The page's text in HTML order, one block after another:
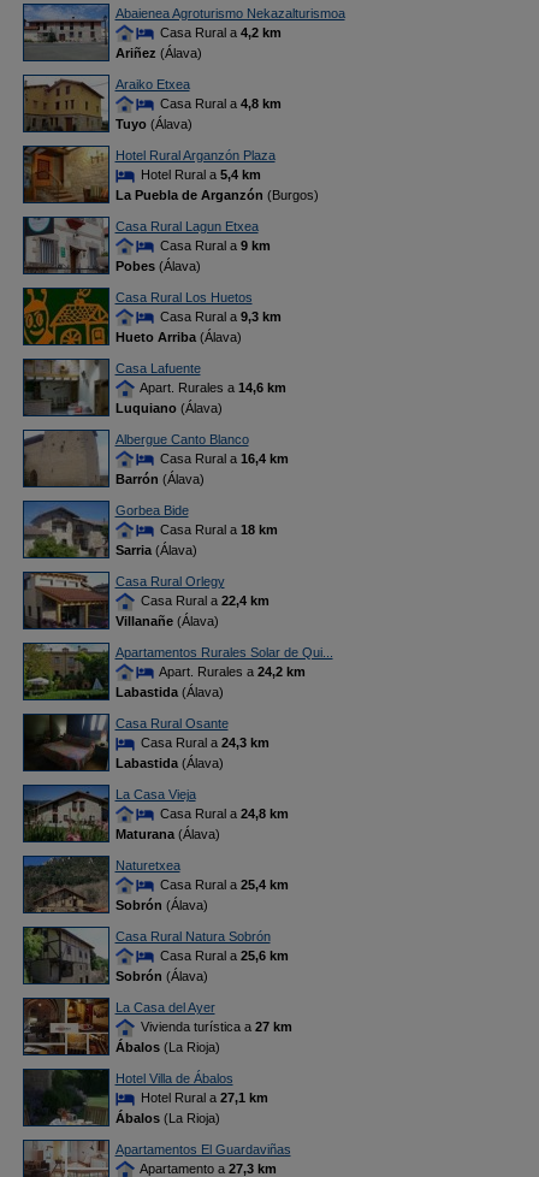
Abaienea Agroturismo Nekazalturismoa
Casa Rural a 4,2 km
Ariñez (Álava)
Araiko Etxea
Casa Rural a 4,8 km
Tuyo(Álava)
Hotel Rural Arganzón Plaza
Hotel Rural a 5,4 km
La Puebla de Arganzón (Burgos)
Casa Rural Lagun Etxea
Casa Rural a 9 km
Pobes(Álava)
Casa Rural Los Huetos
Casa Rural a 9,3 km
Hueto Arriba(Álava)
Casa Lafuente
Apart. Rurales a 14,6 km
Luquiano(Álava)
Albergue Canto Blanco
Casa Rural a 16,4 km
Barrón (Álava)
Gorbea Bide
Casa Rural a 18 km
Sarria(Álava)
Casa Rural Orlegy
Casa Rural a 22,4 km
Villanañe(Álava)
Apartamentos Rurales Solar de Qui...
Apart. Rurales a 24,2 km
Labastida(Álava)
Casa Rural Osante
Casa Rural a 24,3 km
Labastida(Álava)
La Casa Vieja
Casa Rural a 24,8 km
Maturana(Álava)
Naturetxea
Casa Rural a 25,4 km
Sobrón (Álava)
Casa Rural Natura Sobrón
Casa Rural a 25,6 km
Sobrón (Álava)
La Casa del Ayer
Vivienda turística a 27 km
Ábalos(La Rioja)
Hotel Villa de Ábalos
Hotel Rural a 27,1 km
Ábalos(La Rioja)
Apartamentos El Guardaviñas
Apartamento a 27,3 km